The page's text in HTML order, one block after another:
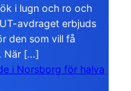
i lugn och ro och
avdraget erbjuds
den som vill få
När […]
i Norsborg för halva